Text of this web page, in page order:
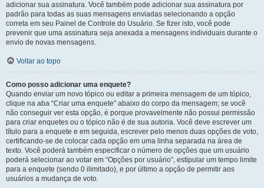
adicionar sua assinatura. Você também pode adicionar sua assinatura por
padrão para todas as suas mensagens enviadas selecionando a opção
correta em seu Painel de Controle do Usuário. Se fizer isto, você pode
prevenir que uma assinatura seja anexada a mensagens individuais durante o
envio de novas mensagens.
Voltar ao topo
Como posso adicionar uma enquete?
Quando enviar um novo tópico ou editar a primeira mensagem de um tópico,
clique na aba “Criar uma enquete” abaixo do corpo da mensagem; se você
não conseguir ver esta opção, é porque provavelmente não possui permissão
para criar enquetes ou o tópico não é de sua autoria. Você deve escrever um
título para a enquete e em seguida, escrever pelo menos duas opções de voto,
certificando-se de colocar cada opção em uma linha separada na área de
texto. Você poderá também especificar o número de opções que um usuário
poderá selecionar ao votar em “Opções por usuário”, estipular um tempo limite
para a enquete (sendo 0 ilimitado), e por último a opção de permitir aos
usuários a mudança de voto.